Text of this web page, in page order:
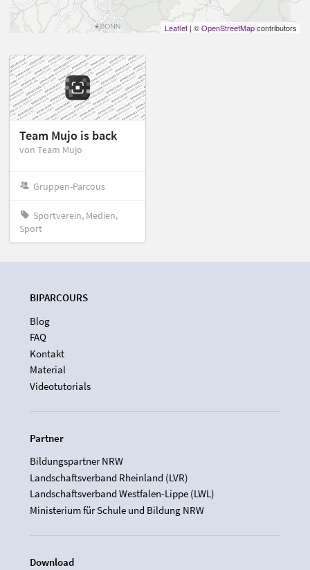
Leaflet | ©OpenStreetMapcontributors
Team Mujo is back
von Team Mujo
Gruppen-Parcous
Sportverein, Medien,
Sport
BIPARCOURS
Blog
FAQ
Kontakt
Material
Videotutorials
Partner
Bildungspartner NRW
Landschaftsverband Rheinland (LVR)
Landschaftsverband Westfalen-Lippe (LWL)
Ministerium für Schule und Bildung NRW
Download